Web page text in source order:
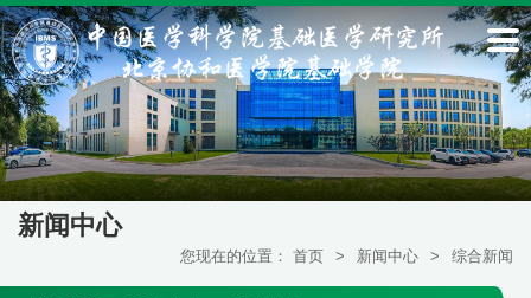
新闻中心
您现在的位置： 首页 > 新闻中心 > 综合新闻